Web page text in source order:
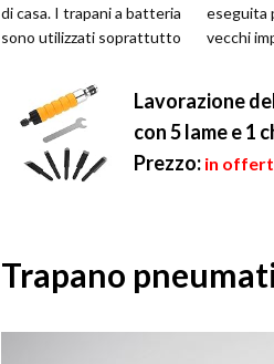
di casa. I trapani a batteria
sono utilizzati soprattutto
eseguita
vecchi
Lavorazione
con 5 lame e 1
Prezzo: in
Trapano